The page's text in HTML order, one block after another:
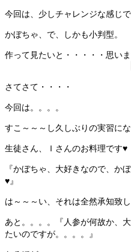
今回は、少しチャレンジな感じで
かぼちゃ、で、しかも小判型。
作って見たいと・・・・・思い
さてさて・・・・
今回は。。。。
すこ～～～し久しぶりの実習にな
生徒さん、Ｉさんのお料理です♥
『かぼちゃ、大好きなので、か
♥』
は～～～い、それは全然承知致し
あと。。。。『人参が何故か、
たいのですが。。。。』